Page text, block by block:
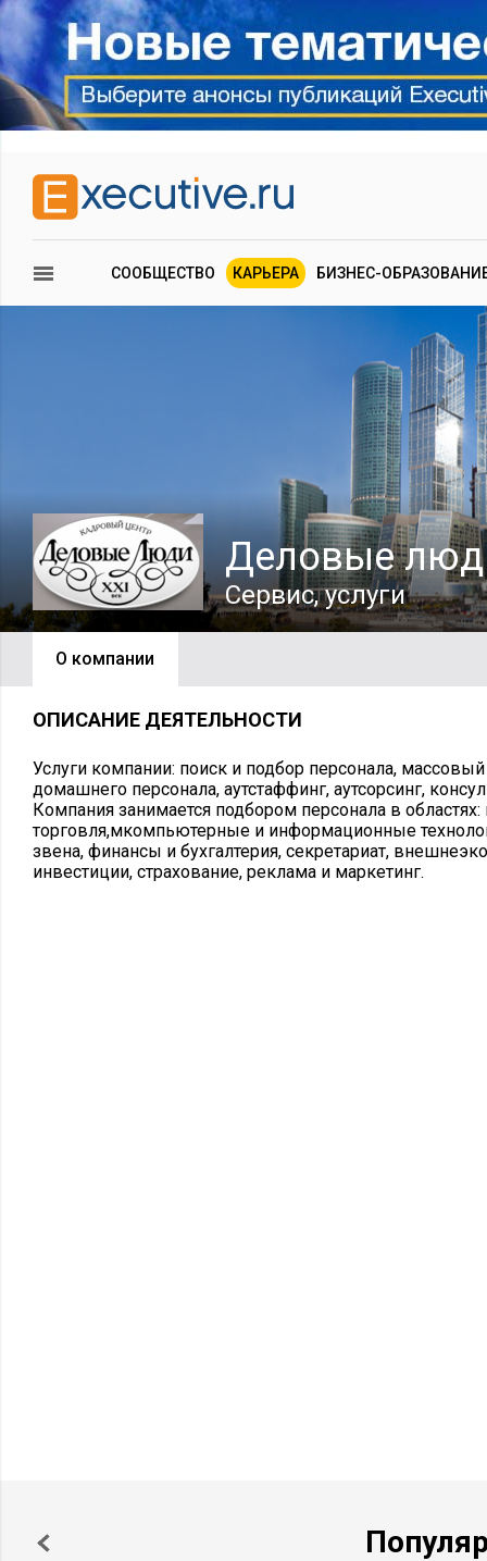
СООБЩЕСТВО КАРЬЕРА БИЗНЕС-
Деловые
Сервис, услуги
О компании
ОПИСАНИЕ ДЕЯТЕЛЬНОСТИ
Услуги компании: поиск и подбор персонала,
домашнего персонала, аутстаффинг, аутсорсинг,
Компания занимается подбором персонала в
торговля,мкомпьютерные и информационные
звена, финансы и бухгалтерия, секретариат,
инвестиции, страхование, реклама и маркетинг.